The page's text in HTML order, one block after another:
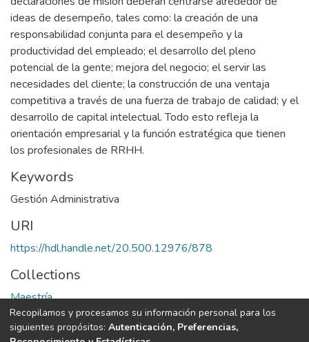
ideas de desempeño, tales como: la creación de una
responsabilidad conjunta para el desempeño y la
productividad del empleado; el desarrollo del pleno
potencial de la gente; mejora del negocio; el servir las
necesidades del cliente; la construcción de una ventaja
competitiva a través de una fuerza de trabajo de calidad; y el
desarrollo de capital intelectual. Todo esto refleja la
orientación empresarial y la función estratégica que tienen
los profesionales de RRHH.
Keywords
Gestión Administrativa
URI
https://hdl.handle.net/20.500.12976/878
Collections
Maestría
Full item page
Recopilamos y procesamos su información personal para los
siguientes propósitos: Autenticación, Preferencias,